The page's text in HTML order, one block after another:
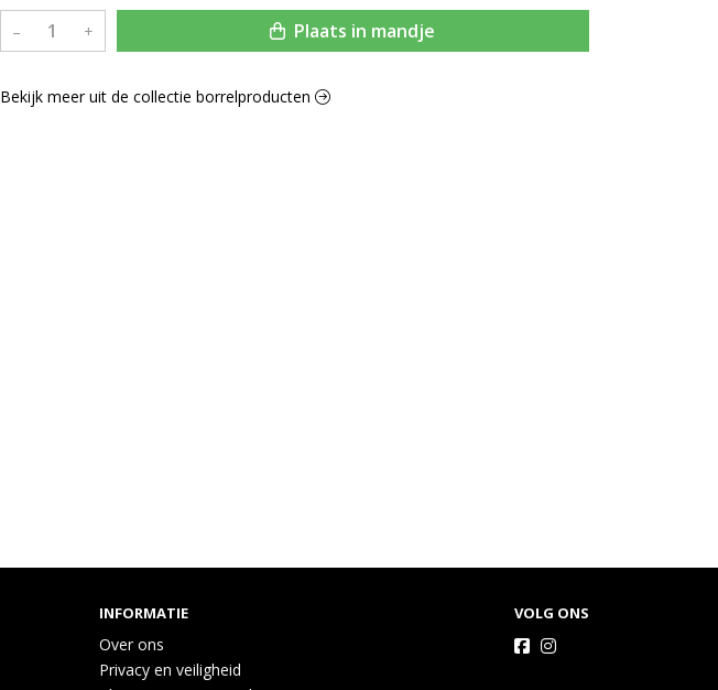
– + Plaats in mandje
Bekijk meer uit de collectie borrelproducten
INFORMATIE
Over ons
Privacy en veiligheid
VOLG ONS